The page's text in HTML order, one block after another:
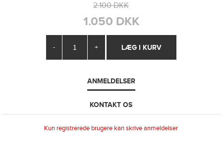
2.100 DKK
1.050 DKK
- +
ANMELDELSER
KONTAKT OS
Kun registrerede brugere kan skrive anmeldelser